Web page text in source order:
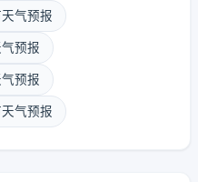
气预报
预报
预报
气预报